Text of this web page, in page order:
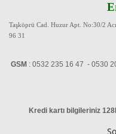
Taşköprü Cad. Huzur Apt. No:30/2
96 31
GSM : 0532 235 16 47 -
Kredi kartı bilgileriniz